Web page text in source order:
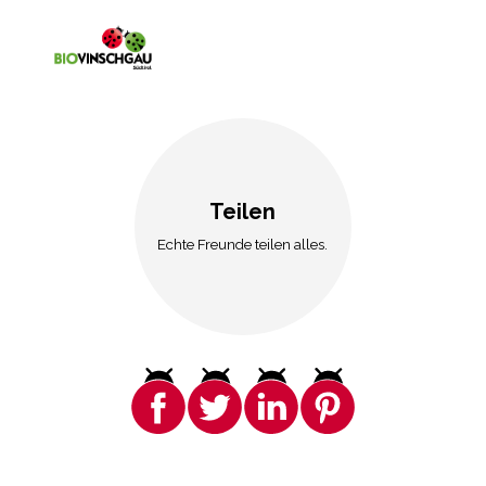
Teilen
Echte Freunde teilen alles.